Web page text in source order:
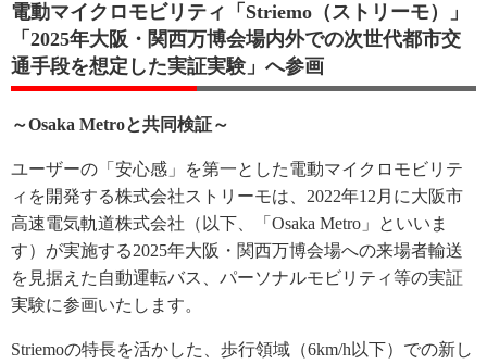
電動マイクロモビリティ「Striemo（ストリーモ）」
「2025年大阪・関西万博会場内外での次世代都市交
通手段を想定した実証実験」へ参画
～Osaka Metroと共同検証～
ユーザーの「安心感」を第一とした電動マイクロモビリテ
ィを開発する株式会社ストリーモは、2022年12月に大阪市
高速電気軌道株式会社（以下、「Osaka Metro」といいま
す）が実施する2025年大阪・関西万博会場への来場者輸送
を見据えた自動運転バス、パーソナルモビリティ等の実証
実験に参画いたします。
Striemoの特長を活かした、歩行領域（6km/h以下）での新し